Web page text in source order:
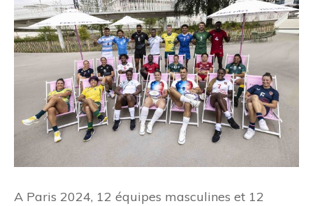
A Paris 2024, 12 équipes masculines et 12